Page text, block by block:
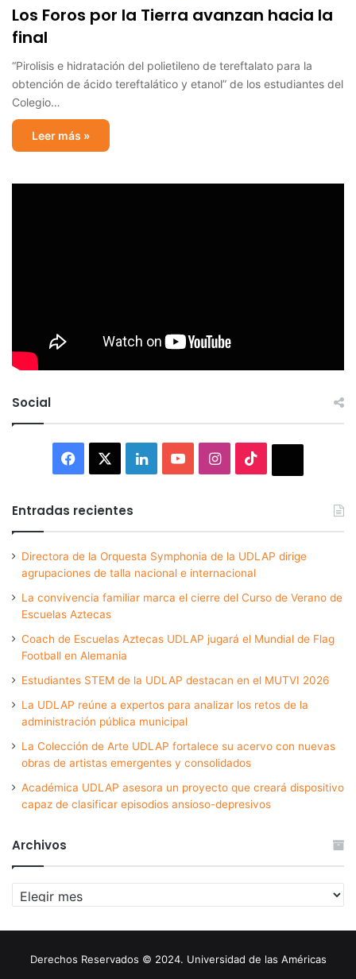
Los Foros por la Tierra avanzan hacia la
final
“Pirolisis e hidratación del polietileno de tereftalato para la
obtención de ácido tereftalático y etanol” de los estudiantes del
Colegio…
Leer más »
Social
Facebook LinkedInYouTubeInstagram
Entradas recientes
Directora de la Orquesta Symphonia de la UDLAP dirige
agrupaciones de talla nacional e internacional
La convivencia familiar marca el cierre del Curso de Verano de
Escuelas Aztecas
Coach de Escuelas Aztecas UDLAP jugará el Mundial de Flag
Football en Alemania
Estudiantes STEM de la UDLAP destacan en el MUTVI 2026
La UDLAP reúne a expertos para analizar los retos de la
administración pública municipal
La Colección de Arte UDLAP fortalece su acervo con nuevas
obras de artistas emergentes y consolidados
Académica UDLAP asesora un proyecto que creará dispositivo
capaz de clasificar episodios ansioso-depresivos
Archivos
Archivos
Derechos Reservados © 2024. Universidad de las Américas